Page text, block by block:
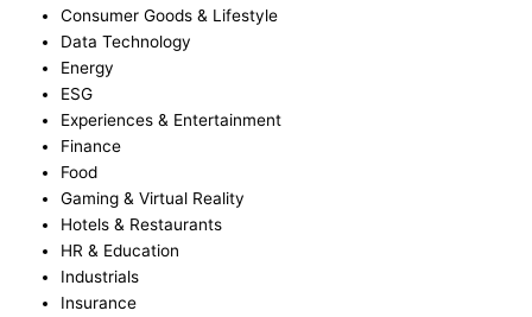
Consumer Goods & Lifestyle
Data Technology
Energy
ESG
Experiences & Entertainment
Finance
Food
Gaming & Virtual Reality
Hotels & Restaurants
HR & Education
Industrials
Insurance